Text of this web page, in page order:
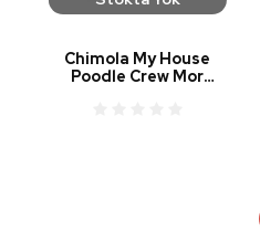
Chimola My House
Poodle Crew Mor